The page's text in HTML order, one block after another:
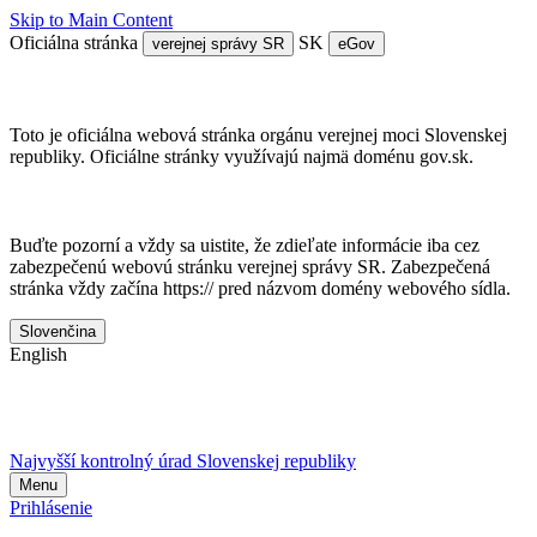
Skip to Main Content
Oficiálna stránka
verejnej správy SR SK eGov
Toto je oficiálna webová stránka orgánu verejnej moci Slovenskej
republiky. Oficiálne stránky využívajú najmä doménu gov.sk.
Buďte pozorní a vždy sa uistite, že zdieľate informácie iba cez
zabezpečenú webovú stránku verejnej správy SR. Zabezpečená
stránka vždy začína https:// pred názvom domény webového sídla.
Slovenčina
English
Najvyšší kontrolný úrad Slovenskej republiky
Menu
Prihlásenie